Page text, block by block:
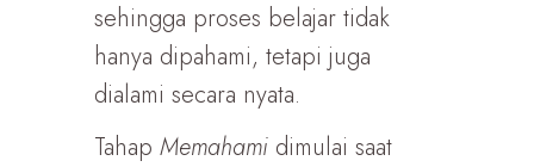
sehingga proses belajar tidak
hanya dipahami, tetapi juga
dialami secara nyata.
Tahap Memahami dimulai saat